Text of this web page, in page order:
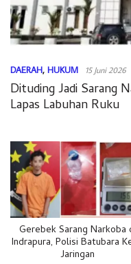
DAERAH, HUKUM 15 Juni 2026
Dituding Jadi Sarang
Lapas Labuhan Ruku
Gerebek Sarang Narkoba
Indrapura, Polisi Batubara
Jaringan